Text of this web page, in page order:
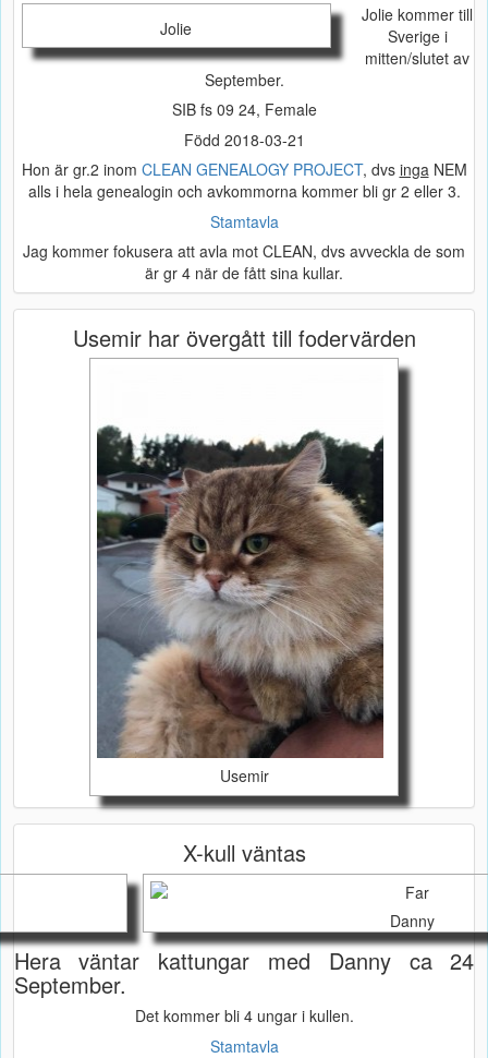
Jolie
Jolie kommer till
Sverige i
mitten/slutet av
September.
SIB fs 09 24, Female
Född 2018-03-21
Hon är gr.2 inom CLEAN GENEALOGY PROJECT, dvs ingaNEM
alls i hela genealogin och avkommorna kommer bli gr 2 eller 3.
Stamtavla
Jag kommer fokusera att avla mot CLEAN, dvs avveckla de som
är gr 4 när de fått sina kullar.
Usemir har övergått till fodervärden
Usemir
X-kull väntas
Danny
Hera väntar kattungar med Danny ca 24
September.
Det kommer bli 4 ungar i kullen.
Stamtavla